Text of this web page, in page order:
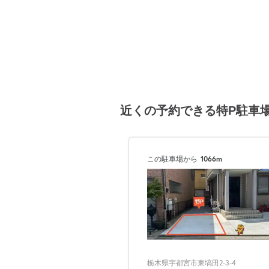
近くの予約できる特P駐車
この駐車場から 1066m
栃木県宇都宮市東塙田2-3-4